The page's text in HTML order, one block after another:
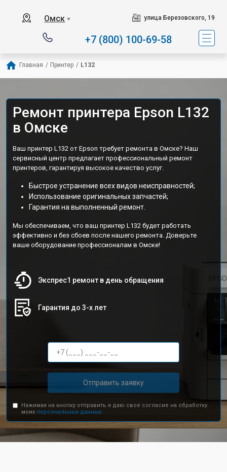
Омск ▼ улица Березовского, 19
+7 (800) 100-69-58
Главная / Принтер / L132
Ремонт принтера Epson L132
в Омске
Ваш принтер L132 от Epson требует ремонта в Омске? Наш
сервисный центр предлагает профессиональный ремонт
принтеров, гарантируя высокое качество услуг.
Быстрое устранение всех видов неисправностей;
Использование оригинальных запчастей;
Гарантия на выполненный ремонт.
Мы обеспечиваем, что ваш принтер L132 будет работать
эффективно и без сбоев после нашего ремонта. Доверьте
ваше оборудование профессионалам в Омске!
Экспрес1 ремонт в день обращения
Гарантия до 3-х лет
Отправить заявку
Нажимая на кнопку отправить я даю свое согласие на обработку
моих персональных данных.